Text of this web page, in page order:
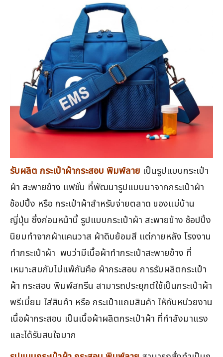
รับผลิต กระเป๋าผ้ากระสอบ พิมพ์ลาย เป็นรูปแบบกระเป๋า
ผ้า สะพายข้าง แฟชั่น ที่พัฒนารูปแบบมาจากกระเป๋าผ้า
ช้อปปิ้ง หรือ กระเป๋าผ้าสำหรับจ่ายตลาด ของแม่บ้าน
ญี่ปุ่น ซึ่งก่อนหน้านี้ รูปแบบกระเป๋าผ้า สะพายข้าง ช้อปปิ้ง
นิยมทำจากผ้าแคนวาส ผ้าดิบย้อมสี แต่ภายหลัง โรงงาน
ทำกระเป๋าผ้า พบว่ามีเนื้อผ้าทำกระเป๋าสะพายข้าง ที่
เหมาะสมกับไม่แพ้กันคือ ผ้ากระสอบ การรับผลิตกระเป๋า
ผ้า กระสอบ พิมพ์สกรีน สามารถประยุกต์ใช้เป็นกระเป๋าผ้า
พรีเมี่ยม ใส่สินค้า หรือ กระเป๋าแถมสินค้า ให้กับหน่วยงาน
เนื้อผ้ากระสอบ เป็นเนื้อผ้าผลิตกระเป๋าผ้า ที่กำลังมาแรง
และได้รับสนใจมาก